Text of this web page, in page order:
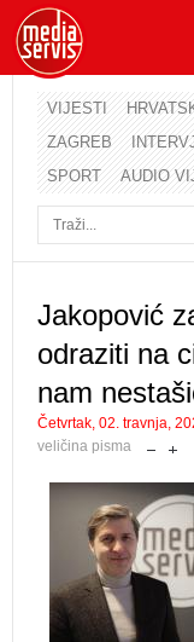
VIJESTI
ZAGREB
SPORT
AUDIO
Jakopović
odraziti na
nam
Četvrtak, 02. travnja,
veličina pisma